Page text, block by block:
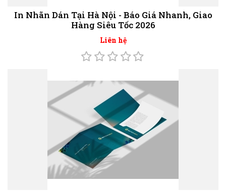
In Nhãn Dán Tại Hà Nội - Báo Giá Nhanh, Giao
Hàng Siêu Tốc 2026
Liên hệ